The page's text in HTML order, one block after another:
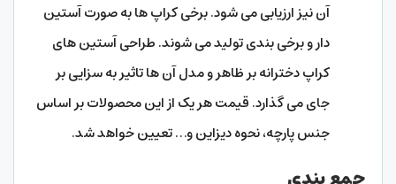
آن نیز ارزیابی می شود. برخی کراپ ها به صورت آستین
دار و برخی بندی تولید می شوند. طراحی آستین های
کراپ دخترانه بر ظاهر و مدل آن ها تاثیر به سزایی بر
جای می گذارد. قیمت هر یک از این محصولات بر اساس
جنس پارچه، نحوه دیزاین و… تعیین خواهد شد.